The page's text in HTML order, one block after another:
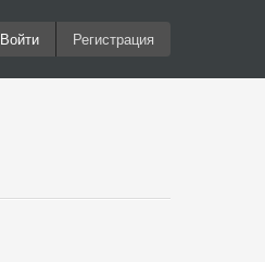
Войти Регистрация